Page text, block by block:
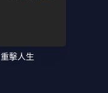
重擊人生